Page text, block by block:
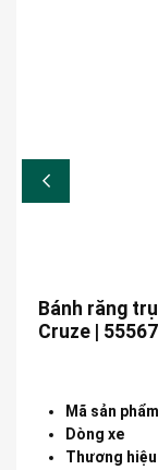
Bánh răng
Cruze |
Mã sản phẩm
Dòng xe
Thương hiệu